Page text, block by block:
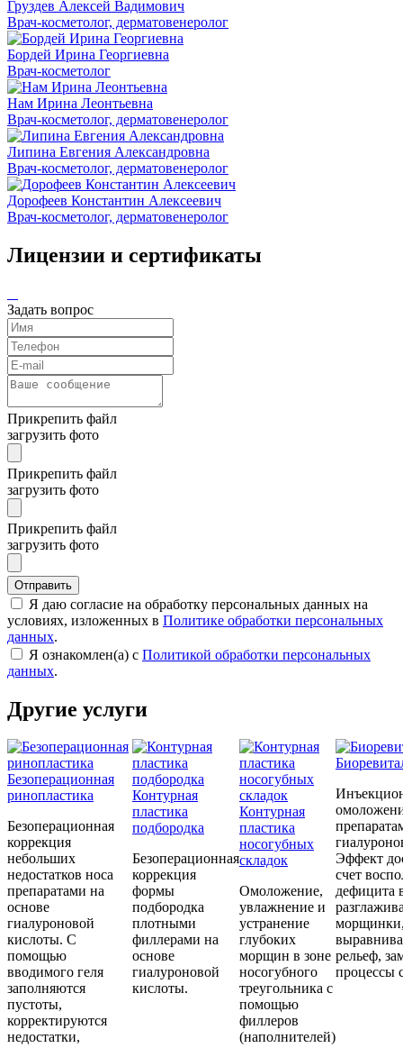
Груздев Алексей Вадимович
Врач-косметолог, дерматовенеролог
Бордей Ирина Георгиевна
Врач-косметолог
Нам Ирина Леонтьевна
Врач-косметолог, дерматовенеролог
Липина Евгения Александровна
Врач-косметолог, дерматовенеролог
Дорофеев Константин Алексеевич
Врач-косметолог, дерматовенеролог
Лицензии и сертификаты
Задать вопрос
Прикрепить файл
загрузить фото
Прикрепить файл
загрузить фото
Прикрепить файл
загрузить фото
Отправить
Я даю согласие на обработку персональных данных на
условиях, изложенных в Политике обработки персональных
данных.
Я ознакомлен(а) с Политикой обработки персональных
данных.
Другие услуги
Безоперационная
ринопластика
Безоперационная
коррекция
небольших
недостатков носа
препаратами на
основе
гиалуроновой
кислоты. С
помощью
вводимого геля
заполняются
пустоты,
корректируются
недостатки,
Контурная
пластика
подбородка
Безоперационная
коррекция
формы
подбородка
плотными
филлерами на
основе
гиалуроновой
кислоты.
Контурная
пластика
носогубных
складок
Омоложение,
увлажнение и
устранение
глубоких
морщин в зоне
носогубного
треугольника с
помощью
филлеров
(наполнителей)
Эффект
счет
дефицита
рельеф,
процессы